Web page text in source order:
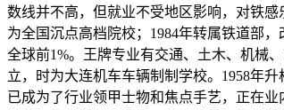
数线并不高，但就业不受地区影响，对铁
为全国沉点高档院校；1984年转属铁道部
全球前1%。王牌专业有交通、土木、机械
立，时为大连机车车辆制制学校。1958年
已成为了行业领甲士物和焦点手艺，正在